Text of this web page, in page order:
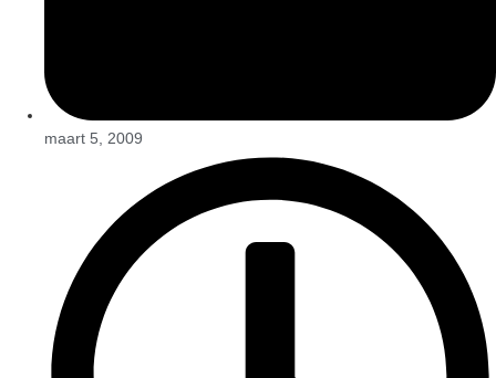
maart 5, 2009